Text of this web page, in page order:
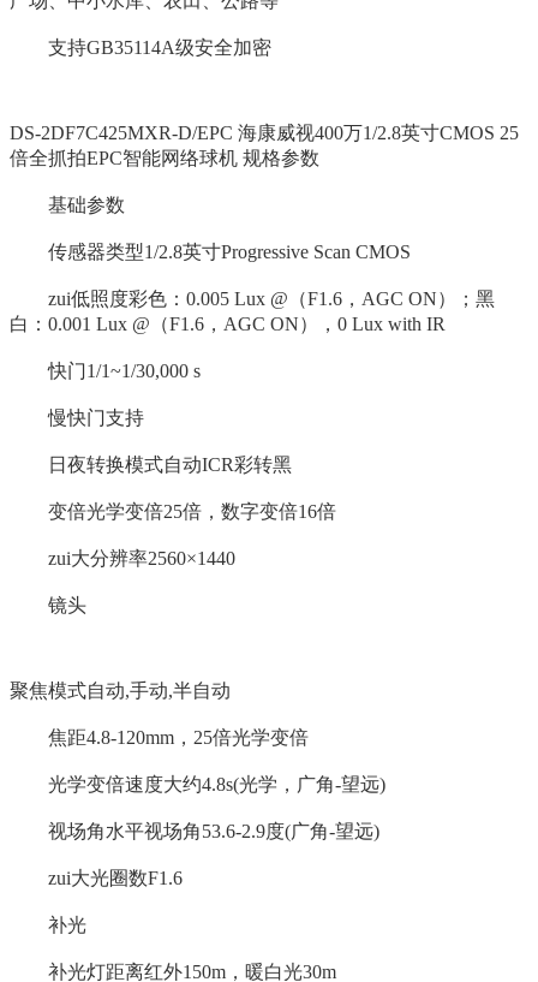
支持GB35114A级安全加密
DS-2DF7C425MXR-D/EPC 海康威视400万1/2.8英寸CMOS 25
倍全抓拍EPC智能网络球机 规格参数
基础参数
传感器类型1/2.8英寸Progressive Scan CMOS
zui低照度彩色：0.005 Lux @（F1.6，AGC ON）；黑
白：0.001 Lux @（F1.6，AGC ON），0 Lux with IR
快门1/1~1/30,000 s
慢快门支持
日夜转换模式自动ICR彩转黑
变倍光学变倍25倍，数字变倍16倍
zui大分辨率2560×1440
镜头
聚焦模式自动,手动,半自动
焦距4.8-120mm，25倍光学变倍
光学变倍速度大约4.8s(光学，广角-望远)
视场角水平视场角53.6-2.9度(广角-望远)
zui大光圈数F1.6
补光
补光灯距离红外150m，暖白光30m